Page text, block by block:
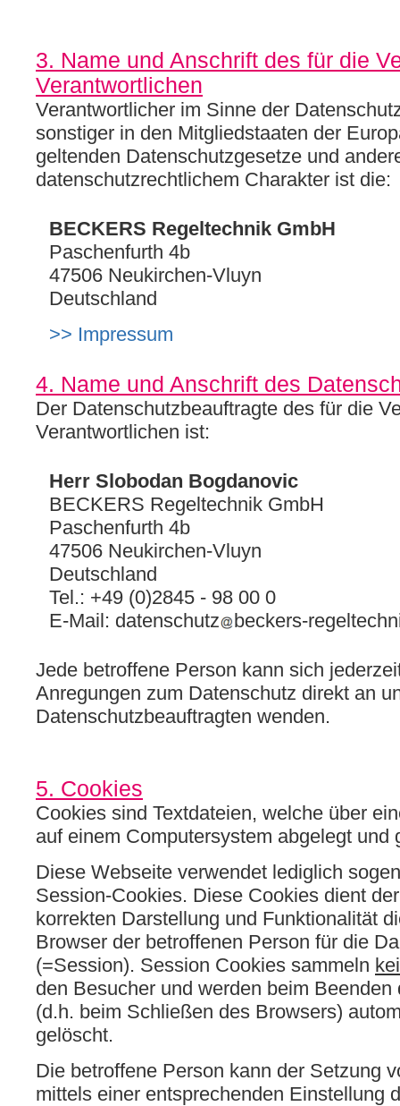
3. Name und Anschrift des für die
Verantwortlichen
Verantwortlicher im Sinne der
sonstiger in den Mitgliedstaaten der
geltenden Datenschutzgesetze und
datenschutzrechtlichem Charakter ist die:
BECKERS Regeltechnik GmbH
Paschenfurth 4b
47506 Neukirchen-Vluyn
Deutschland
>> Impressum
4. Name und Anschrift des
Der Datenschutzbeauftragte des für die
Verantwortlichen ist:
Herr Slobodan Bogdanovic
BECKERS Regeltechnik GmbH
Paschenfurth 4b
47506 Neukirchen-Vluyn
Deutschland
Tel.: +49 (0)2845 - 98 00 0
E-Mail: datenschutz
beckers-
Jede betroffene Person kann sich
Anregungen zum Datenschutz direkt an
Datenschutzbeauftragten wenden.
5. Cookies
Cookies sind Textdateien, welche über
auf einem Computersystem abgelegt und
Diese Webseite verwendet lediglich
Session-Cookies. Diese Cookies dient
korrekten Darstellung und Funktionalität
Browser der betroffenen Person für die
(=Session). Session Cookies sammeln
den Besucher und werden beim
(d.h. beim Schließen des Browsers)
gelöscht.
Die betroffene Person kann der Setzung
mittels einer entsprechenden Einstellung